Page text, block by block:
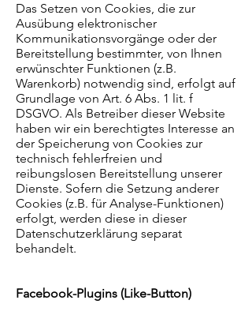
Das Setzen von Cookies, die zur
Ausübung elektronischer
Kommunikationsvorgänge oder der
Bereitstellung bestimmter, von Ihnen
erwünschter Funktionen (z.B.
Warenkorb) notwendig sind, erfolgt auf
Grundlage von Art. 6 Abs. 1 lit. f
DSGVO. Als Betreiber dieser Website
haben wir ein berechtigtes Interesse an
der Speicherung von Cookies zur
technisch fehlerfreien und
reibungslosen Bereitstellung unserer
Dienste. Sofern die Setzung anderer
Cookies (z.B. für Analyse-Funktionen)
erfolgt, werden diese in dieser
Datenschutzerklärung separat
behandelt.
Facebook-Plugins (Like-Button)